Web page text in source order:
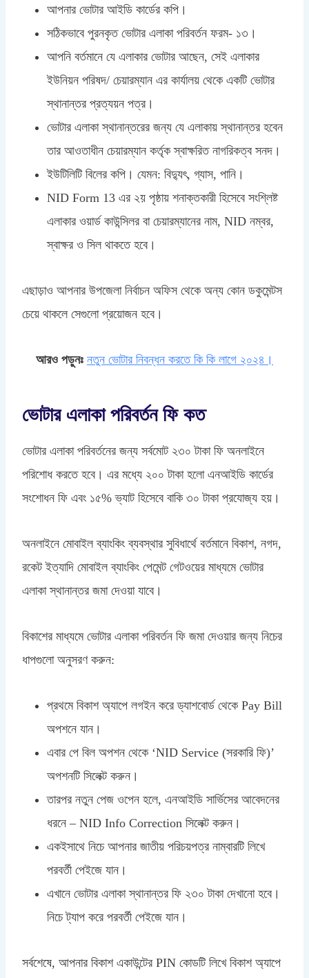
আপনার ভোটার আইডি কার্ডের কপি।
সঠিকভাবে পুরনকৃত ভোটার এলাকা পরিবর্তন ফরম- ১৩।
আপনি বর্তমানে যে এলাকার ভোটার আছেন, সেই এলাকার
ইউনিয়ন পরিষদ/ চেয়ারম্যান এর কার্যালয় থেকে একটি ভোটার
স্থানান্তর প্রত্যয়ন পত্র।
ভোটার এলাকা স্থানান্তরের জন্য যে এলাকায় স্থানান্তর হবেন
তার আওতাধীন চেয়ারম্যান কর্তৃক স্বাক্ষরিত নাগরিকত্ব সনদ।
ইউটিলিটি বিলের কপি। যেমন: বিদ্যুৎ, গ্যাস, পানি।
NID Form 13 এর ২য় পৃষ্ঠায় শনাক্তকারী হিসেবে সংশ্লিষ্ট
এলাকার ওয়ার্ড কাউন্সিলর বা চেয়ারম্যানের নাম, NID নম্বর,
স্বাক্ষর ও সিল থাকতে হবে।
এছাড়াও আপনার উপজেলা নির্বাচন অফিস থেকে অন্য কোন ডকুমেন্টস
চেয়ে থাকলে সেগুলো প্রয়োজন হবে।
আরও পড়ুনঃ নতুন ভোটার নিবন্ধন করতে কি কি লাগে ২০২৪।
ভোটার এলাকা পরিবর্তন ফি কত
ভোটার এলাকা পরিবর্তনের জন্য সর্বমোট ২৩০ টাকা ফি অনলাইনে
পরিশোধ করতে হবে। এর মধ্যে ২০০ টাকা হলো এনআইডি কার্ডের
সংশোধন ফি এবং ১৫% ভ্যাট হিসেবে বাকি ৩০ টাকা প্রযোজ্য হয়।
অনলাইনে মোবাইল ব্যাংকিং ব্যবস্থার সুবিধার্থে বর্তমানে বিকাশ, নগদ,
রকেট ইত্যাদি মোবাইল ব্যাংকিং পেমেন্ট গেটওয়ের মাধ্যমে ভোটার
এলাকা স্থানান্তর জমা দেওয়া যাবে।
বিকাশের মাধ্যমে ভোটার এলাকা পরিবর্তন ফি জমা দেওয়ার জন্য নিচের
ধাপগুলো অনুসরণ করুন:
প্রথমে বিকাশ অ্যাপে লগইন করে ড্যাশবোর্ড থেকে Pay Bill
অপশনে যান।
এবার পে বিল অপশন থেকে ‘NID Service (সরকারি ফি)’
অপশনটি সিলেক্ট করুন।
তারপর নতুন পেজ ওপেন হলে, এনআইডি সার্ভিসের আবেদনের
ধরনে – NID Info Correction সিলেক্ট করুন।
একইসাথে নিচে আপনার জাতীয় পরিচয়পত্র নাম্বারটি লিখে
পরবর্তী পেইজে যান।
এখানে ভোটার এলাকা স্থানান্তর ফি ২৩০ টাকা দেখানো হবে।
নিচে ট্যাপ করে পরবর্তী পেইজে যান।
সর্বশেষে, আপনার বিকাশ একাউন্টের PIN কোডটি লিখে বিকাশ অ্যাপে